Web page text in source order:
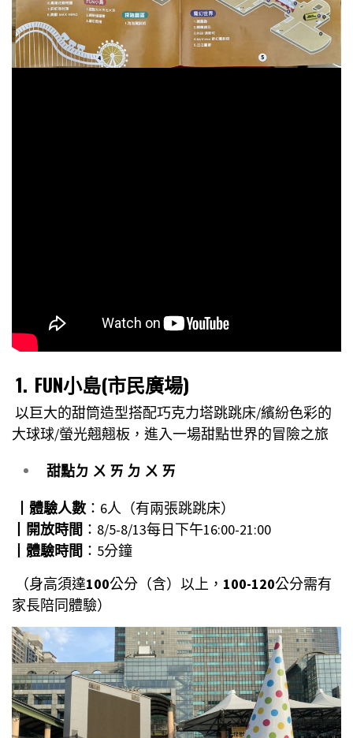
1. FUN小島(市民廣場)
以巨大的甜筒造型搭配巧克力塔跳跳床/繽紛色彩的
大球球/螢光翹翹板，進入一場甜點世界的冒險之旅
甜點ㄉ ㄨ ㄞ ㄉ ㄨ ㄞ
體驗人數：6人（有兩張跳跳床）
開放時間 ：8/5-8/13每日下午16:00-21:00
體驗時間 ：5分鐘
（身高須達100公分（含）以上， 100-120公分需有
家長陪同體驗）